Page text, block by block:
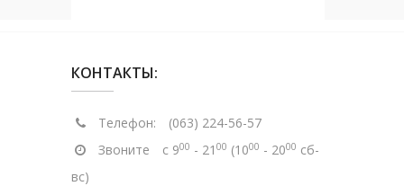
КОНТАКТЫ:
Телефон:
(063) 224-56-57
Звоните
с 900 - 21 00 (1000 - 2000 сб-
вс)